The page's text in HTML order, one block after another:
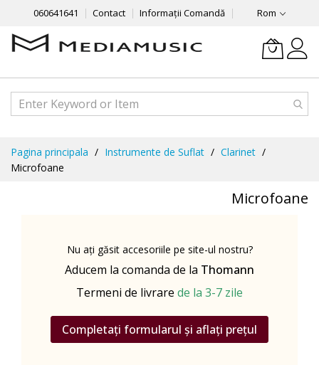
060641641 Contact Informații Comandă Rom
Continut
Pagina principala Instrumente de Suflat
Clarinet
Microfoane
Microfoane
Nu ați găsit accesoriile pe site-ul nostru?
Aducem la comanda de la Thomann
Termeni de livrare de la 3-7 zile
Completați formularul și aflați prețul